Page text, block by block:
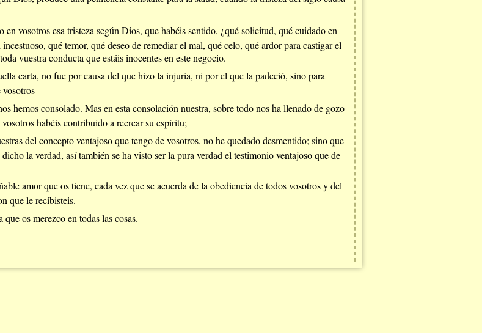
vosotros esa tristeza según Dios, que habéis sentido, ¿qué solicitud, qué cuidado en
qué temor, qué deseo de remediar el mal, qué celo, qué ardor para castigar el
vuestra conducta que estáis inocentes en este negocio.
carta, no fue por causa del que hizo la injuria, ni por el que la padeció, sino para
vosotros
hemos consolado. Mas en esta consolación nuestra, sobre todo nos ha llenado de gozo
habéis contribuido a recrear su espíritu;
del concepto ventajoso que tengo de vosotros, no he quedado desmentido; sino que
la verdad, así también se ha visto ser la pura verdad el testimonio ventajoso que de
amor que os tiene, cada vez que se acuerda de la obediencia de todos vosotros y del
que le recibisteis.
os merezco en todas las cosas.